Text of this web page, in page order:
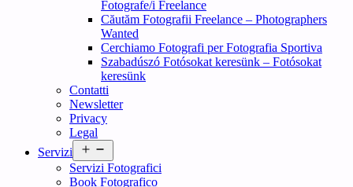
Fotografe/i Freelance
Căutăm Fotografii Freelance – Photographers
Wanted
Cerchiamo Fotografi per Fotografia Sportiva
Szabadúszó Fotósokat keresünk – Fotósokat
keresünk
Contatti
Newsletter
Privacy
Legal
Servizi
menu
Servizi Fotografici
Book Fotografico